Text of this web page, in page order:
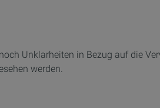
Unklarheiten in Bezug auf die
werden.